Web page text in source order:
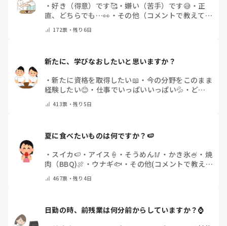
・好き（得意）です🥰・嫌い（苦手）です😅 ・正
直、どちらでも…👀 ・ その他（コメントで教えてく
ださい）
172票・残り6日
新たに、学びなおしたいと思いますか？
・新たに資格を取得したい📖 ・ 今の分野をこのまま
経験したい😊 ・ 仕事でいっぱいいっぱい💦 ・ どん
な自分になりたいか探し中🧐
教えてください）
413票・残り5日
夏に食べたいものは何ですか？🍉
・ スイカ🍉 ・ アイス🍦 ・ そうめん🥢 ・ かき氷🍧 ・ 焼
肉（BBQ)🍖 ・ ウナギ🐟 ・ その他(コメントで教え
てください)
467票・残り4日
日勤の時、前残業は何分前からしていますか？⌚